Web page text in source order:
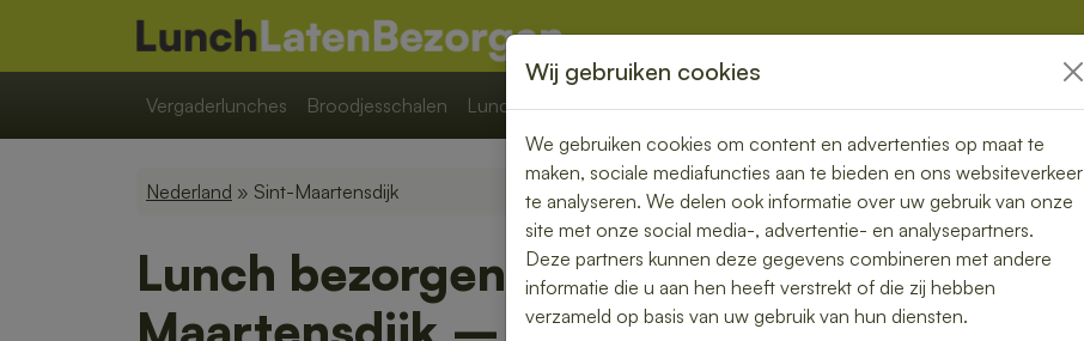
Vergaderlunches Broodjesschalen Lunchpakketten Overige
Nederland » Sint-Maartensdijk
Lunch bezorgen in Sint-
Wij gebruiken cookies
We gebruiken cookies om content en advertenties op maat te
maken, sociale mediafuncties aan te bieden en ons websiteverkeer
te analyseren. We delen ook informatie over uw gebruik van onze
site met onze social media-, advertentie- en analysepartners.
Deze partners kunnen deze gegevens combineren met andere
informatie die u aan hen heeft verstrekt of die zij hebben
verzameld op basis van uw gebruik van hun diensten.